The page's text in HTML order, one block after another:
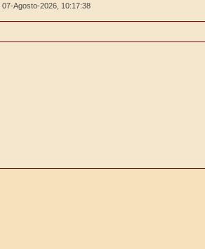
Agosto-2026, 10:17:39